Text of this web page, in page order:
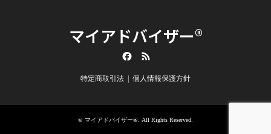
マイアドバイザー®
特定商取引法 個人情報保護方針
© マイアドバイザー®. All Rights Reserved.